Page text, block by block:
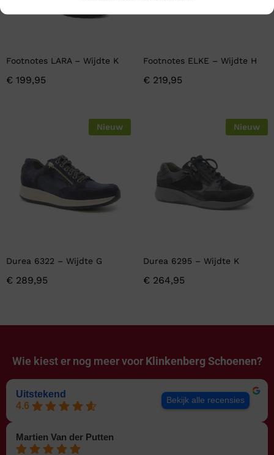
Footnotes LARA – Wijdte K
€ 199,95
Footnotes ELKE – Wijdte H
€ 219,95
Nieuw
Durea 6322 – Wijdte G
€ 289,95
Nieuw
Durea 6295 – Wijdte K
€ 264,95
Wie kiest er nog meer voor Klinkenberg Schoenen?
Uitstekend
4.6
Bekijk alle recensies
Martien Van der Putten